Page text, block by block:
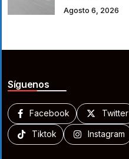
Agosto 6, 2026
Síguenos
Facebook Twitter
Tiktok Instagram